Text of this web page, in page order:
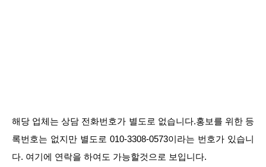
해당 업체는 상담 전화번호가 별도로 없습니다.홍보를 위한 등
록번호는 없지만 별도로 010-3308-0573이라는 번호가 있습니
다. 여기에 연락을 하여도 가능할것으로 보입니다.